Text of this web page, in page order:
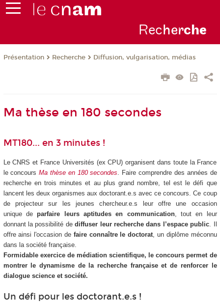
Recherche
Présentation Recherche Diffusion, vulgarisation, médias
Ma thèse en 180 secondes
MT180... en 3 minutes !
Le CNRS et France Universités (ex CPU) organisent dans toute la France
le concoursMa thèse en 180 secondes . Faire comprendre des années de
recherche en trois minutes et au plus grand nombre, tel est le défi que
lancent les deux organismes aux doctorant.e.s avec ce concours. Ce coup
de projecteur sur les jeunes chercheur.e.s leur offre une occasion
unique deparfaire leurs aptitudes en communication, tout en leur
donnant la possibilité dediffuser leur recherche dans l’espace public
offre ainsi l'occasion de faire connaître le doctorat , un diplôme méconnu
dans la société française.
Formidable exercice de médiation scientifique, le concours permet de
montrer le dynamisme de la recherche française et de renforcer le
dialogue science et société.
Un défi pour les doctorant.e.s !